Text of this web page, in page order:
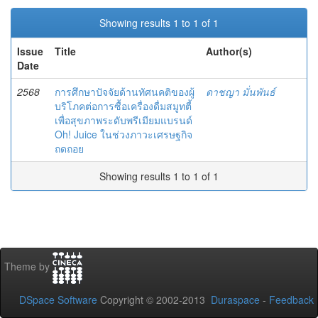
Showing results 1 to 1 of 1
Issue
Date
Title Author(s)
2568
การศึกษาปัจจัยด้านทัศนคติของผู้
บริโภคต่อการซื้อเครื่องดื่มสมูทตี้
เพื่อสุขภาพระดับพรีเมียมแบรนด์
Oh! Juice ในช่วงภาวะเศรษฐกิจ
ถดถอย
ดาชญา มั่นพันธ์
Showing results 1 to 1 of 1
Theme by
DSpace Software Copyright © 2002-2013 Duraspace - Feedback